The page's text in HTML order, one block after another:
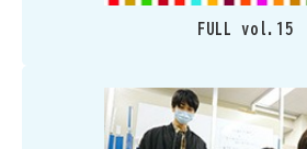
FULL vol.15